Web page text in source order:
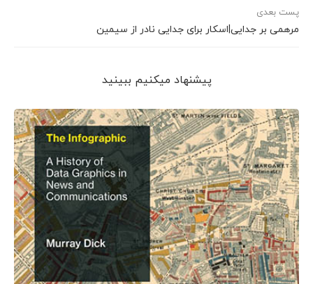
پست بعدی
مرهمی بر جدایی|اسکار برای جدایی نادر از سیمین
پیشنهاد می‎کنیم ببینید